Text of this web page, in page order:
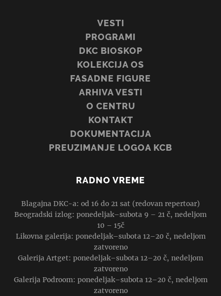
VESTI
PROGRAMI
DKC BIOSKOP
KOLEKCIJA OS
FASADNE FIGURE
ARHIVA VESTI
O CENTRU
KONTAKT
DOKUMENTACIJA
PREUZIMANJE LOGOA KCB
RADNO VREME
Blagajna DKC-a: od 16 do 21 sat (redovan repertoar)
Beogradski izlog: ponedeljak–subota 9 – 21 č, nedeljom
10 – 15č
Likovna galerija: ponedeljak–subota 12–20 č, nedeljom
zatvoreno
Galerija Artget: ponedeljak–subota 12–20 č, nedeljom
zatvoreno
Galerija Podroom: ponedeljak–subota 12–20 č, nedeljom
zatvoreno